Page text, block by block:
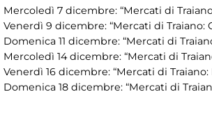
Mercoledì 7 dicembre: “Mercati di
Venerdì 9 dicembre: “Mercati di Traiano:
Domenica 11 dicembre: “Mercati di
Mercoledì 14 dicembre: “Mercati di
Venerdì 16 dicembre: “Mercati di Traiano:
Domenica 18 dicembre: “Mercati di